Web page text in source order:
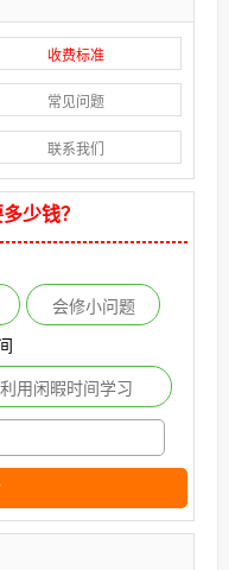
收费标准
常见问题
联系我们
少钱？
会修小问题
利用闲暇时间学习